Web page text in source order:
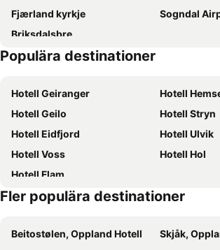
Fjærland kyrkje
Sogndal
Briksdalsbre
Populära destinationer
Hotell Geiranger
Hotell
Hotell Geilo
Hotell Stryn
Hotell Eidfjord
Hotell Ulvik
Hotell Voss
Hotell Hol
Hotell Flam
Fler populära destinationer
Beitostølen, Oppland Hotell
Skjåk,